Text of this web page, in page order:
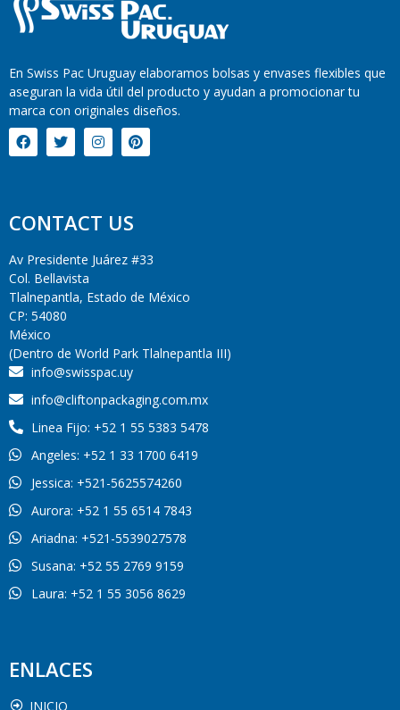
En Swiss Pac Uruguay elaboramos bolsas y envases flexibles que
aseguran la vida útil del producto y ayudan a promocionar tu
marca con originales diseños.
CONTACT US
Av Presidente Juárez #33
Col. Bellavista
Tlalnepantla, Estado de México
CP: 54080
México
(Dentro de World Park Tlalnepantla III)
info@swisspac.uy
info@cliftonpackaging.com.mx
Linea Fijo: +52 1 55 5383 5478
Angeles: +52 1 33 1700 6419
Jessica: +521-5625574260
Aurora: +52 1 55 6514 7843
Ariadna: +521-5539027578
Susana: +52 55 2769 9159
Laura: +52 1 55 3056 8629
ENLACES
INICIO